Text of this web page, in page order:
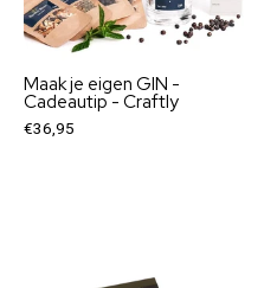
Maak je eigen GIN -
Cadeautip - Craftly
€36,95